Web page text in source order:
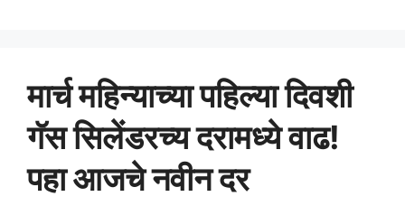
मार्च महिन्याच्या पहिल्या दिवशी
गॅस सिलेंडरच्य दरामध्ये वाढ!
पहा आजचे नवीन दर